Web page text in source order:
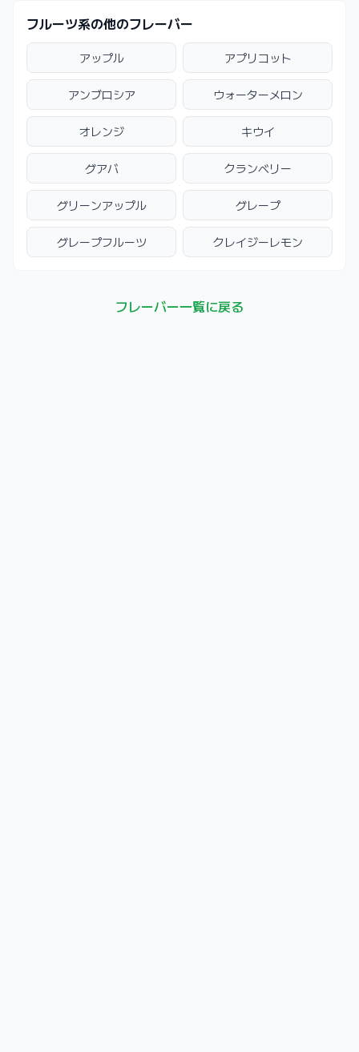
フルーツ系の他のフレーバー
アップル アプリコット
アンブロシア ウォーターメロン
オレンジ キウイ
グアバ クランベリー
グリーンアップル グレープ
グレープフルーツ クレイジーレモン
フレーバー一覧に戻る